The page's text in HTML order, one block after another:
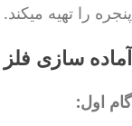
پنجره را تهیه میکند.
آماده سازی
گام اول: